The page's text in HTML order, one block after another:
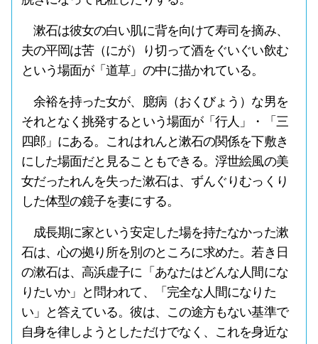
漱石は彼女の白い肌に背を向けて寿司を摘み、
夫の平岡は苦（にが）り切って酒をぐいぐい飲む
という場面が「道草」の中に描かれている。
余裕を持った女が、臆病（おくびょう）な男を
それとなく挑発するという場面が「行人」・「三
四郎」にある。これはれんと漱石の関係を下敷き
にした場面だと見ることもできる。浮世絵風の美
女だったれんを失った漱石は、ずんぐりむっくり
した体型の鏡子を妻にする。
成長期に家という安定した場を持たなかった漱
石は、心の拠り所を別のところに求めた。若き日
の漱石は、高浜虚子に「あなたはどんな人間にな
りたいか」と問われて、「完全な人間になりた
い」と答えている。彼は、この途方もない基準で
自身を律しようとしただけでなく、これを身近な